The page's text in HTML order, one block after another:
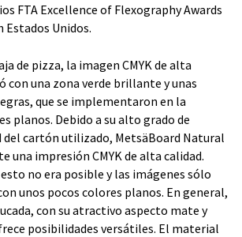
FTA Excellence of Flexography Awards
Estados Unidos.
de pizza, la imagen CMYK de alta
con una zona verde brillante y unas
que se implementaron en la
planos. Debido a su alto grado de
del cartón utilizado, MetsäBoard Natural
una impresión CMYK de alta calidad.
no era posible y las imágenes sólo
unos pocos colores planos. En general,
con su atractivo aspecto mate y
posibilidades versátiles. El material